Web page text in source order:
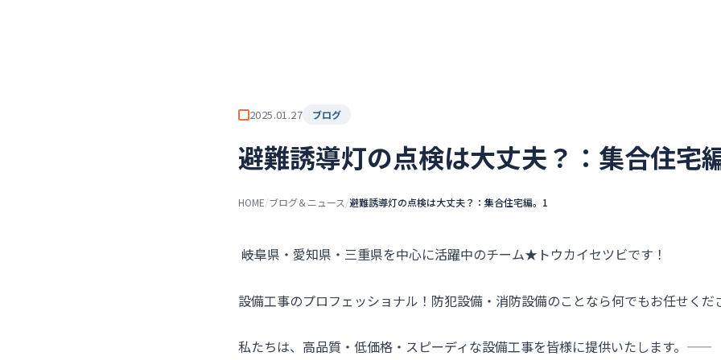
2025.01.27 ブログ
避難誘導灯の点検は大丈夫？：集合住宅
HOME/ブログ＆ニュース/避難誘導灯の点検は大丈夫？：集合住宅編。1
――岐阜県・愛知県・三重県を中心に活躍中のチーム★トウカイセツビです！
設備工事のプロフェッショナル！防犯設備・消防設備のことなら何でもお任せくだ
私たちは、高品質・低価格・スピーディな設備工事を皆様に提供いたします。――